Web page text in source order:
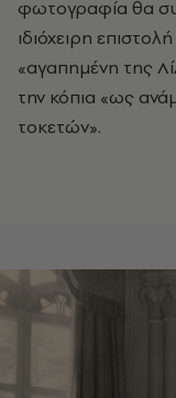
φωτογραφία θα
ιδιόχειρη
«αγαπημένη της
την κόπια «ως
τοκετών».